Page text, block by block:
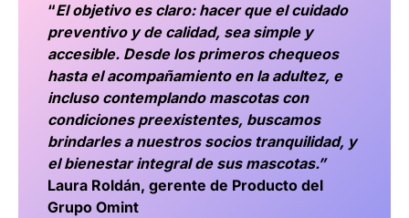
“El objetivo es claro: hacer que el cuidado
preventivo y de calidad, sea simple y
accesible. Desde los primeros chequeos
hasta el acompañamiento en la adultez, e
incluso contemplando mascotas con
condiciones preexistentes, buscamos
brindarles a nuestros socios tranquilidad, y
el bienestar integral de sus mascotas.”
Laura Roldán, gerente de Producto del
Grupo Omint